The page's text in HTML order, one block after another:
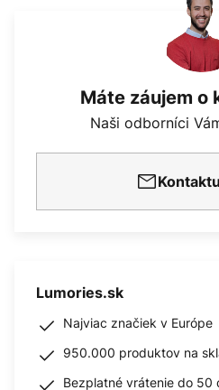
Máte záujem o
Naši odborníci
Lumories.sk
Najviac značiek v Európe
950.000 produktov na
Bezplatné vrátenie do 50